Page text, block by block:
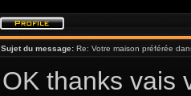
Sujet du message: Re: Votre maison préférée
OK thanks vais